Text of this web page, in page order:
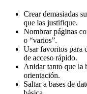
Crear demasiadas
que las justifique.
Nombrar páginas
o “varios”.
Usar favoritos para
de acceso rápido.
Anidar tanto que la
orientación.
Saltar a bases de